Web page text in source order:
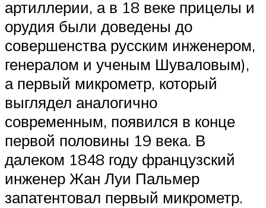
артиллерии, а в 18 веке прицелы и
орудия были доведены до
совершенства русским инженером,
генералом и ученым Шуваловым),
а первый микрометр, который
выглядел аналогично
современным, появился в конце
первой половины 19 века. В
далеком 1848 году французский
инженер Жан Луи Пальмер
запатентовал первый микрометр.